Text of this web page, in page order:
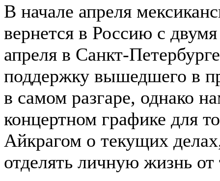
В начале апреля
вернется в Россию с
апреля в Санкт-
поддержку вышедшего в
в самом разгаре, однако
концертном графике для
Айкрагом о текущих
отделять личную жизнь от